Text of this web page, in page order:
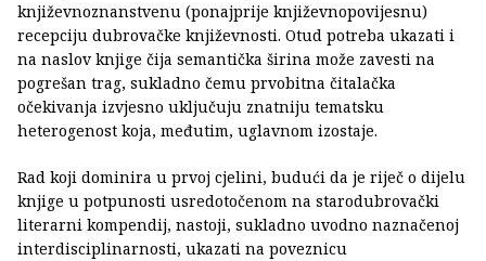
književnoznanstvenu (ponajprije književnopovijesnu)
recepciju dubrovačke književnosti. Otud potreba ukazati i
na naslov knjige čija semantička širina može zavesti na
pogrešan trag, sukladno čemu prvobitna čitalačka
očekivanja izvjesno uključuju znatniju tematsku
heterogenost koja, međutim, uglavnom izostaje.
Rad koji dominira u prvoj cjelini, budući da je riječ o dijelu
knjige u potpunosti usredotočenom na starodubrovački
literarni kompendij, nastoji, sukladno uvodno naznačenoj
interdisciplinarnosti, ukazati na poveznicu